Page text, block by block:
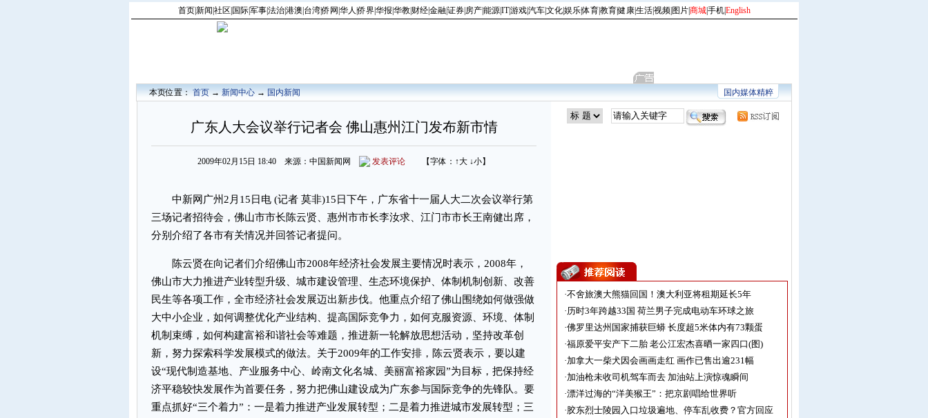
首页|新闻 社区 国际|军事|法治|港澳 台湾|侨网 华人 |侨界|华报 华教| 财经|金融|证券| 房产|能源|IT|游戏|汽车|文化|娱乐|体育|教育|健康|生活|视频| 图片|商城|手机|English
本页位置：首页→新闻中心→国内新闻 国内媒体精粹
广东人大会议举行记者会 佛山惠州江门发布新市情
2009年02月15日 18:40 来源：中国新闻网 发表评论 【字体： ↑大 ↓小】
中新网广州2月15日电 (记者 莫非)15日下午，广东省十一届人大二次会议举行第
三场记者招待会，佛山市市长陈云贤、惠州市市长李汝求、江门市市长王南健出席，
分别介绍了各市有关情况并回答记者提问。
陈云贤在向记者们介绍佛山市2008年经济社会发展主要情况时表示，2008年，
佛山市大力推进产业转型升级、城市建设管理、生态环境保护、体制机制创新、改善
民生等各项工作，全市经济社会发展迈出新步伐。他重点介绍了佛山围绕如何做强做
大中小企业，如何调整优化产业结构、提高国际竞争力，如何克服资源、环境、体制
机制束缚，如何构建富裕和谐社会等难题，推进新一轮解放思想活动，坚持改革创
新，努力探索科学发展模式的做法。关于2009年的工作安排，陈云贤表示，要以建
设“现代制造基地、产业服务中心、岭南文化名城、美丽富裕家园”为目标，把保持经
济平稳较快发展作为首要任务，努力把佛山建设成为广东参与国际竞争的先锋队。要
重点抓好“三个着力”：一是着力推进产业发展转型；二是着力推进城市发展转型；三
·不舍旅澳大熊猫回国！澳大利亚将租期延长5年
·历时3年跨越33国 荷兰男子完成电动车环球之旅
·佛罗里达州国家捕获巨蟒 长度超5米体内有73颗蛋
·福原爱平安产下二胎 老公江宏杰喜晒一家四口(图)
·加拿大一柴犬因会画画走红 画作已售出逾231幅
·加油枪未收司机驾车而去 加油站上演惊魂瞬间
·漂洋过海的“洋美猴王”：把京剧唱给世界听
·胶东烈士陵园入口垃圾遍地、停车乱收费？官方回应